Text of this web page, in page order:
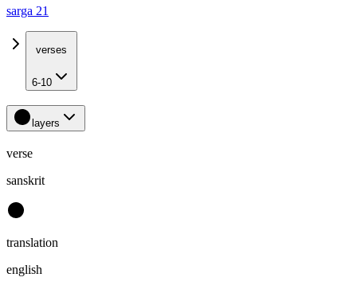
sarga 21
verses
6-10
layers
verse
sanskrit
translation
english